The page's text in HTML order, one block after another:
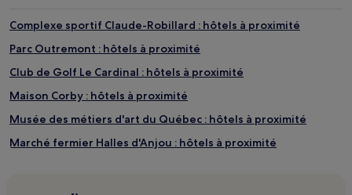
Complexe sportif Claude-Robillard : hôtels à proximité
Parc Outremont : hôtels à proximité
Club de Golf Le Cardinal : hôtels à proximité
Maison Corby : hôtels à proximité
Musée des métiers d'art du Québec : hôtels à proximité
Marché fermier Halles d'Anjou : hôtels à proximité